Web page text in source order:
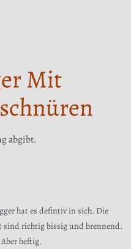
Mit
abgibt.
hat es defintiv in sich. Die
sind richtig bissig und brennend.
heftig.